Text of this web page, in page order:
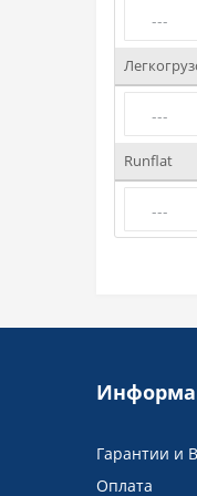
Runflat
Гарантии и
Оплата